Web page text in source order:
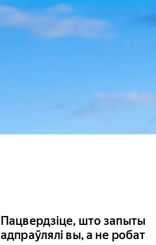
Пацвердзіце, што запыты
адпраўлялі вы, а не робат